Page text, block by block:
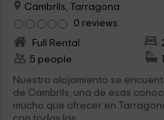
Cambrils, Tarragona
0 reviews
Full Rental
5 people
Nuestro alojamiento se
de Cambrils, una de esas
mucho que ofrecer en